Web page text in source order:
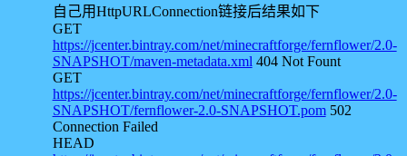
自己用HttpURLConnection链接后结果如下
GET
https://jcenter.bintray.com/net/minecraftforge/fernflower/2.0-
SNAPSHOT/maven-metadata.xml 404 Not Fount
GET
https://jcenter.bintray.com/net/minecraftforge/fernflower/2.0-
SNAPSHOT/fernflower-2.0-SNAPSHOT.pom502
Connection Failed
HEAD